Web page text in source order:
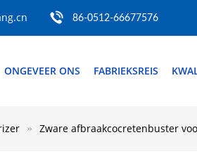
86-0512-66677576
ONGEVEER ONS FABRIEKSREIS
Zware afbraakcocretenbuster